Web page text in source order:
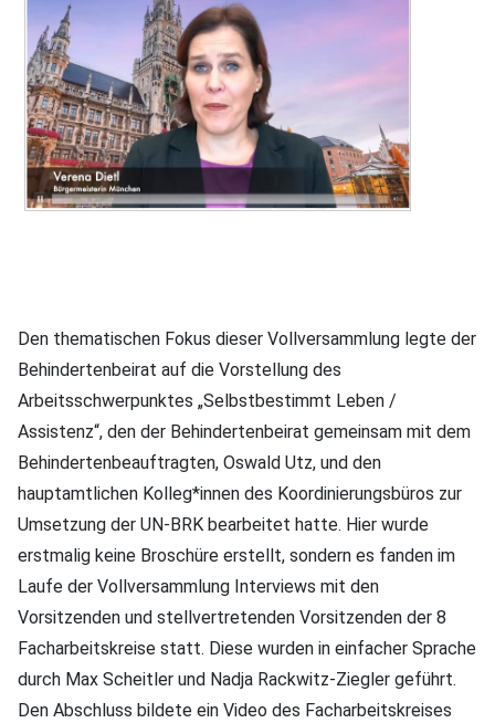
Den thematischen Fokus dieser Vollversammlung legte der
Behindertenbeirat auf die Vorstellung des
Arbeitsschwerpunktes „Selbstbestimmt Leben /
Assistenz“, den der Behindertenbeirat gemeinsam mit dem
Behindertenbeauftragten, Oswald Utz, und den
hauptamtlichen Kolleg*innen des Koordinierungsbüros zur
Umsetzung der UN-BRK bearbeitet hatte. Hier wurde
erstmalig keine Broschüre erstellt, sondern es fanden im
Laufe der Vollversammlung Interviews mit den
Vorsitzenden und stellvertretenden Vorsitzenden der 8
Facharbeitskreise statt. Diese wurden in einfacher Sprache
durch Max Scheitler und Nadja Rackwitz-Ziegler geführt.
Den Abschluss bildete ein Video des Facharbeitskreises